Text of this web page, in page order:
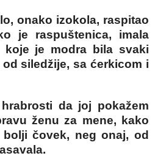
onako izokola, raspitao
je raspuštenica, imala
koje je modra bila svaki
siledžije, sa ćerkicom i
da joj pokažem
ženu za mene, kako
čovek, neg onaj, od